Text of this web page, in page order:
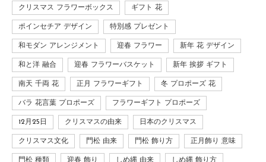
クリスマス フラワーボックス ギフト 花
ポインセチア デザイン 特別感 プレゼント
和モダン アレンジメント 迎春 フラワー 新年 花 デザイン
和と洋 融合 迎春 フラワーバスケット 新年 挨拶 ギフト
南天 千両 花 正月 フラワーギフト 冬 プロポーズ 花
バラ 花言葉 プロポーズ フラワーギフト プロポーズ
12月25日 クリスマスの由来 日本のクリスマス
クリスマス文化 門松 由来 門松 飾り方 正月飾り 意味
門松 種類 迎春 飾り しめ縄 由来 しめ縄 飾り方